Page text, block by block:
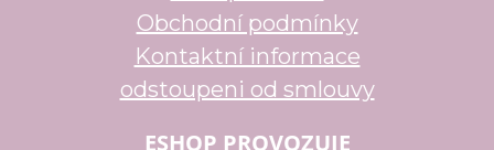
Obchodní podmínky
Kontaktní informace
odstoupeni od smlouvy
ESHOP PROVOZUJE